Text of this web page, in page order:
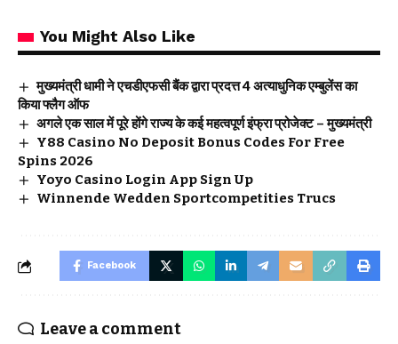
You Might Also Like
मुख्यमंत्री धामी ने एचडीएफसी बैंक द्वारा प्रदत्त 4 अत्याधुनिक एम्बुलेंस का
किया फ्लैग ऑफ
अगले एक साल में पूरे होंगे राज्य के कई महत्वपूर्ण इंफ्रा प्रोजेक्ट – मुख्यमंत्री
Y88 Casino No Deposit Bonus Codes For Free
Spins 2026
Yoyo Casino Login App Sign Up
Winnende Wedden Sportcompetities Trucs
Facebook
Leave a comment